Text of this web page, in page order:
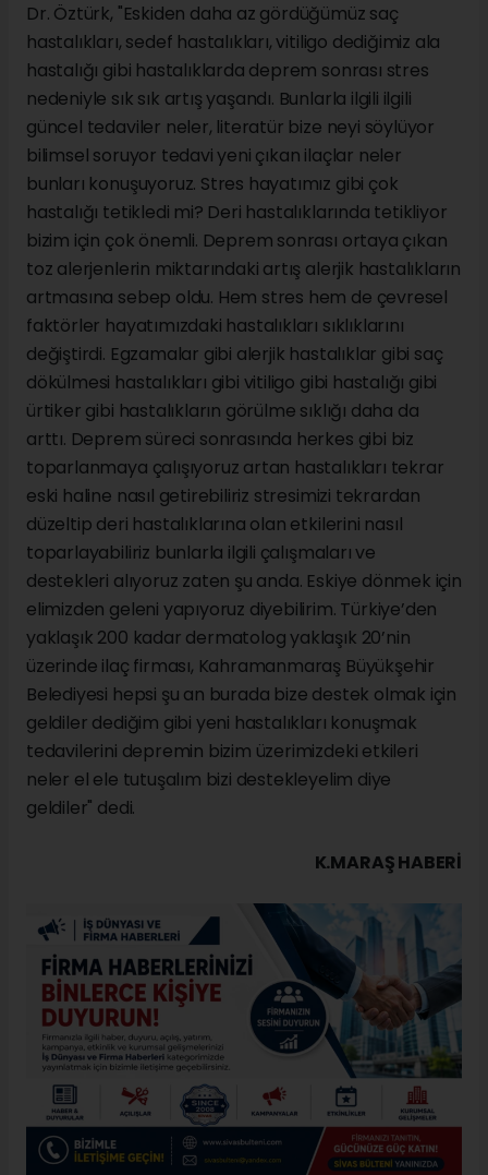
Dr. Öztürk, "Eskiden daha az gördüğümüz saç
hastalıkları, sedef hastalıkları, vitiligo dediğimiz ala
hastalığı gibi hastalıklarda deprem sonrası stres
nedeniyle sık sık artış yaşandı. Bunlarla ilgili ilgili
güncel tedaviler neler, literatür bize neyi söylüyor
bilimsel soruyor tedavi yeni çıkan ilaçlar neler
bunları konuşuyoruz. Stres hayatımız gibi çok
hastalığı tetikledi mi? Deri hastalıklarında tetikliyor
bizim için çok önemli. Deprem sonrası ortaya çıkan
toz alerjenlerin miktarındaki artış alerjik hastalıkların
artmasına sebep oldu. Hem stres hem de çevresel
faktörler hayatımızdaki hastalıkları sıklıklarını
değiştirdi. Egzamalar gibi alerjik hastalıklar gibi saç
dökülmesi hastalıkları gibi vitiligo gibi hastalığı gibi
ürtiker gibi hastalıkların görülme sıklığı daha da
arttı. Deprem süreci sonrasında herkes gibi biz
toparlanmaya çalışıyoruz artan hastalıkları tekrar
eski haline nasıl getirebiliriz stresimizi tekrardan
düzeltip deri hastalıklarına olan etkilerini nasıl
toparlayabiliriz bunlarla ilgili çalışmaları ve
destekleri alıyoruz zaten şu anda. Eskiye dönmek için
elimizden geleni yapıyoruz diyebilirim. Türkiye’den
yaklaşık 200 kadar dermatolog yaklaşık 20’nin
üzerinde ilaç firması, Kahramanmaraş Büyükşehir
Belediyesi hepsi şu an burada bize destek olmak için
geldiler dediğim gibi yeni hastalıkları konuşmak
tedavilerini depremin bizim üzerimizdeki etkileri
neler el ele tutuşalım bizi destekleyelim diye
geldiler" dedi.
K.MARAŞ HABERİ